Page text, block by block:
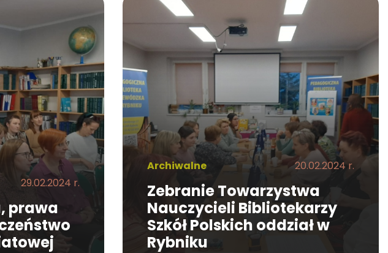
29.02.2024 r.
prawa
Archiwalne 20.02.2024 r.
Zebranie Towarzystwa
Nauczycieli Bibliotekarzy
Szkół Polskich oddział w
Rybniku